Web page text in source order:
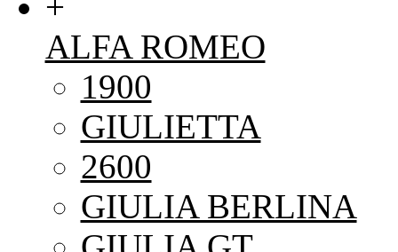
ALFA ROMEO
1900
GIULIETTA
2600
GIULIA BERLINA